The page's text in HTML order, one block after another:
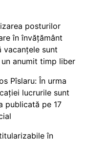
posturilor
în învățământ
vacanțele sunt
anumit timp liber
Pîslaru: În urma
lucrurile sunt
publicată pe 17
în